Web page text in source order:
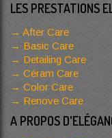
LES PRESTATIONS
After Care
Basic Care
Detailing Care
Céram Care
Color Care
Renove Care
A PROPOS